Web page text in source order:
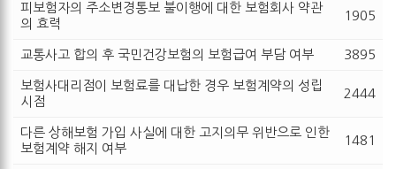
피보험자의 주소변경통보 불이행에 대한 보험회사 약관
의 효력
1905
교통사고 합의 후 국민건강보험의 보험급여 부담 여부 3895
보험사대리점이 보험료를 대납한 경우 보험계약의 성립
시점
2444
다른 상해보험 가입 사실에 대한 고지의무 위반으로 인한
보험계약 해지 여부
1481